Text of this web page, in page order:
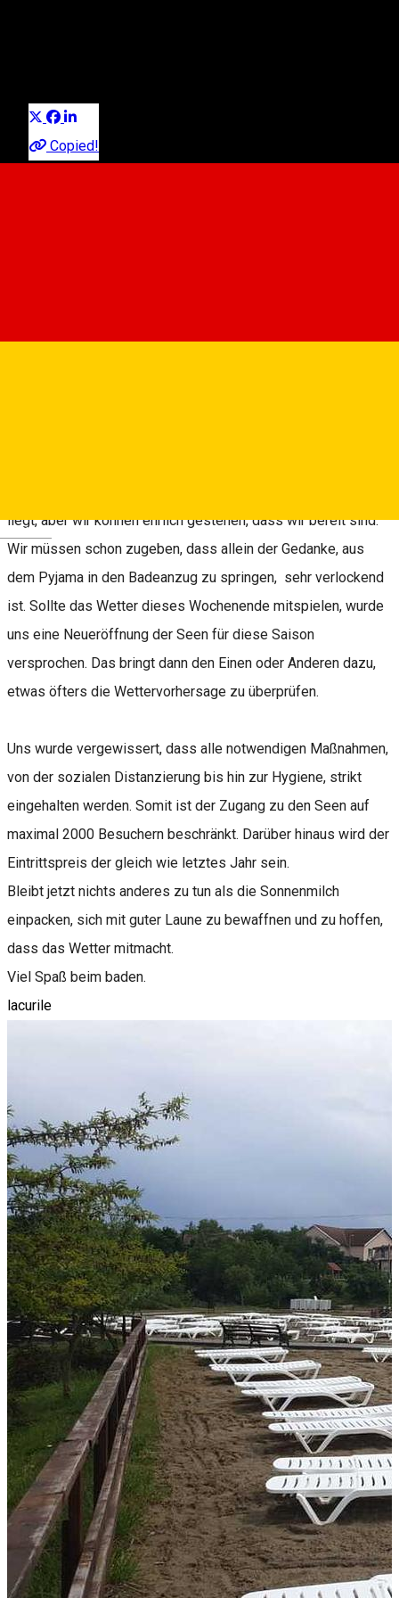
Deutsch
Copied!
liegt, aber wir können ehrlich gestehen, dass wir bereit sind.
Wir müssen schon zugeben, dass allein der Gedanke, aus
dem Pyjama in den Badeanzug zu springen, sehr verlockend
ist. Sollte das Wetter dieses Wochenende mitspielen, wurde
uns eine Neueröffnung der Seen für diese Saison
versprochen. Das bringt dann den Einen oder Anderen dazu,
etwas öfters die Wettervorhersage zu überprüfen.
Uns wurde vergewissert, dass alle notwendigen Maßnahmen,
von der sozialen Distanzierung bis hin zur Hygiene, strikt
eingehalten werden. Somit ist der Zugang zu den Seen auf
maximal 2000 Besuchern beschränkt. Darüber hinaus wird der
Eintrittspreis der gleich wie letztes Jahr sein.
Bleibt jetzt nichts anderes zu tun als die Sonnenmilch
einpacken, sich mit guter Laune zu bewaffnen und zu hoffen,
dass das Wetter mitmacht.
Viel Spaß beim baden.
lacurile